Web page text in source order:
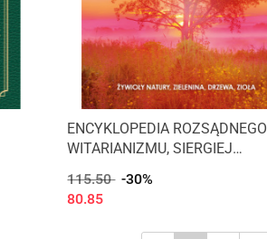
ENCYKLOPEDIA ROZSĄDNEGO
WITARIANIZMU, SIERGIEJ
115.50 -30%
80.85